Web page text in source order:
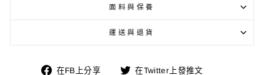
面料與保養
運送與退貨
在FB上分享 在Twitter上發推文